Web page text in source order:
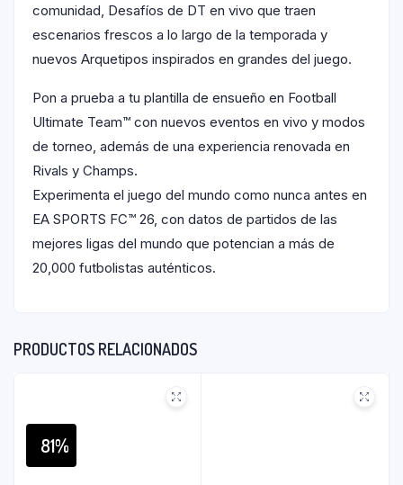
comunidad, Desafíos de DT en vivo que traen
escenarios frescos a lo largo de la temporada y
nuevos Arquetipos inspirados en grandes del juego.
Pon a prueba a tu plantilla de ensueño en Football
Ultimate Team™ con nuevos eventos en vivo y modos
de torneo, además de una experiencia renovada en
Rivals y Champs.
Experimenta el juego del mundo como nunca antes en
EA SPORTS FC™ 26, con datos de partidos de las
mejores ligas del mundo que potencian a más de
20,000 futbolistas auténticos.
PRODUCTOS RELACIONADOS
81%